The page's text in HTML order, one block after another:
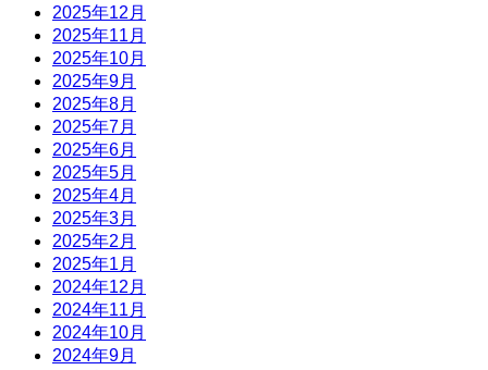
2025年12月
2025年11月
2025年10月
2025年9月
2025年8月
2025年7月
2025年6月
2025年5月
2025年4月
2025年3月
2025年2月
2025年1月
2024年12月
2024年11月
2024年10月
2024年9月